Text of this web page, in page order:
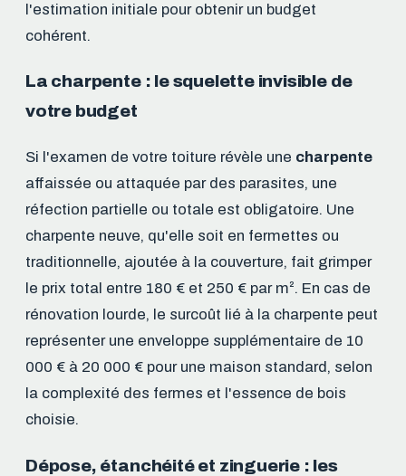
l'estimation initiale pour obtenir un budget
cohérent.
La charpente : le squelette invisible de
votre budget
Si l'examen de votre toiture révèle une charpente
affaissée ou attaquée par des parasites, une
réfection partielle ou totale est obligatoire. Une
charpente neuve, qu'elle soit en fermettes ou
traditionnelle, ajoutée à la couverture, fait grimper
le prix total entre 180 € et 250 € par m². En cas de
rénovation lourde, le surcoût lié à la charpente peut
représenter une enveloppe supplémentaire de 10
000 € à 20 000 € pour une maison standard, selon
la complexité des fermes et l'essence de bois
choisie.
Dépose, étanchéité et zinguerie : les